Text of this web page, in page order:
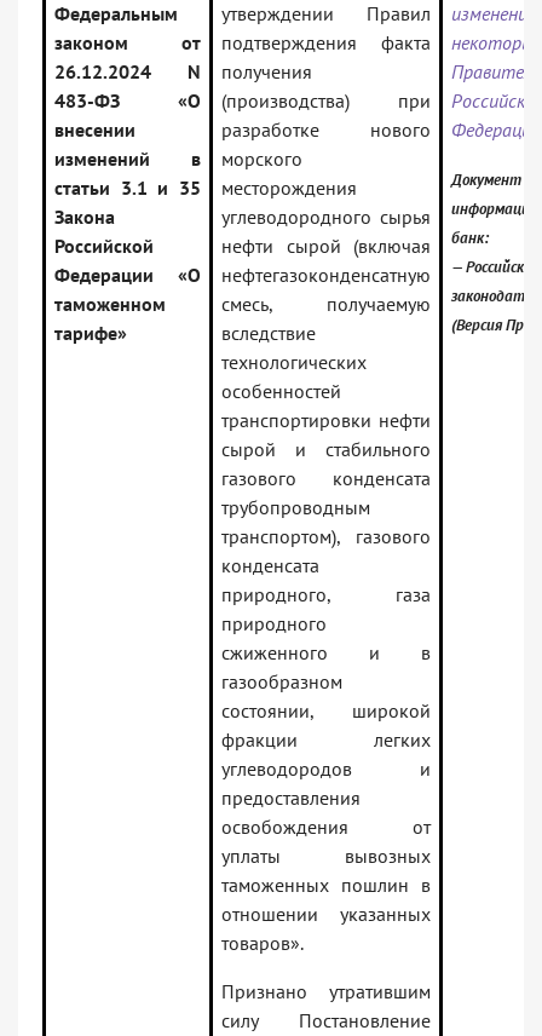
Федеральным
законом от
26.12.2024 N
483-ФЗ «О
внесении
изменений в
статьи 3.1 и 35
Закона
Российской
Федерации «О
таможенном
тарифе»
утверждении Правил
подтверждения факта
получения
(производства) при
разработке нового
морского
месторождения
углеводородного сырья
нефти сырой (включая
нефтегазоконденсатную
смесь, получаемую
вследствие
технологических
особенностей
транспортировки нефти
сырой и стабильного
газового конденсата
трубопроводным
транспортом), газового
конденсата
природного, газа
природного
сжиженного и в
газообразном
состоянии, широкой
фракции легких
углеводородов и
предоставления
освобождения от
уплаты вывозных
таможенных пошлин в
отношении указанных
товаров».
Признано утратившим
силу Постановление
Документ
банк:
— Российское
(Версия